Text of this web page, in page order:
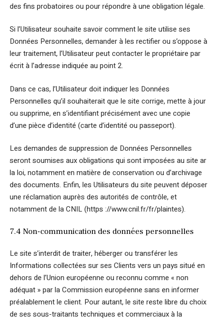
des fins probatoires ou pour répondre à une obligation légale.
Si l’Utilisateur souhaite savoir comment le site utilise ses
Données Personnelles, demander à les rectifier ou s’oppose à
leur traitement, l’Utilisateur peut contacter le propriétaire par
écrit à l’adresse indiquée au point 2.
Dans ce cas, l’Utilisateur doit indiquer les Données
Personnelles qu’il souhaiterait que le site corrige, mette à jour
ou supprime, en s’identifiant précisément avec une copie
d’une pièce d’identité (carte d’identité ou passeport).
Les demandes de suppression de Données Personnelles
seront soumises aux obligations qui sont imposées au site ar
la loi, notamment en matière de conservation ou d’archivage
des documents. Enfin, les Utilisateurs du site peuvent déposer
une réclamation auprès des autorités de contrôle, et
notamment de la CNIL (https ://www.cnil.fr/fr/plaintes).
7.4 Non-communication des données personnelles
Le site s’interdit de traiter, héberger ou transférer les
Informations collectées sur ses Clients vers un pays situé en
dehors de l’Union européenne ou reconnu comme « non
adéquat » par la Commission européenne sans en informer
préalablement le client. Pour autant, le site reste libre du choix
de ses sous-traitants techniques et commerciaux à la